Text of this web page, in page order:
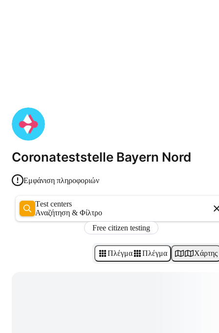
Coronateststelle Bayern Nord
Εμφάνιση πληροφοριών
Test centers
Αναζήτηση & Φίλτρο
Free citizen testing
Πλέγμα Πλέγμα Χάρτης